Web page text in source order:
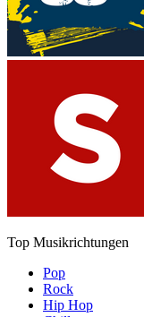
Top Musikrichtungen
Pop
Rock
Hip Hop